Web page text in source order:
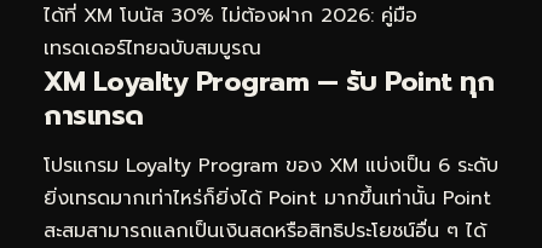
ได้ที่ XM โบนัส 30% ไม่ต้องฝาก 2026: คู่มือ
เทรดเดอร์ไทยฉบับสมบูรณ
XM Loyalty Program — รับ Point ทุก
การเทรด
โปรแกรม Loyalty Program ของ XM แบ่งเป็น 6 ระดับ
ยิ่งเทรดมากเท่าไหร่ก็ยิ่งได้ Point มากขึ้นเท่านั้น Point
สะสมสามารถแลกเป็นเงินสดหรือสิทธิประโยชน์อื่น ๆ ได้